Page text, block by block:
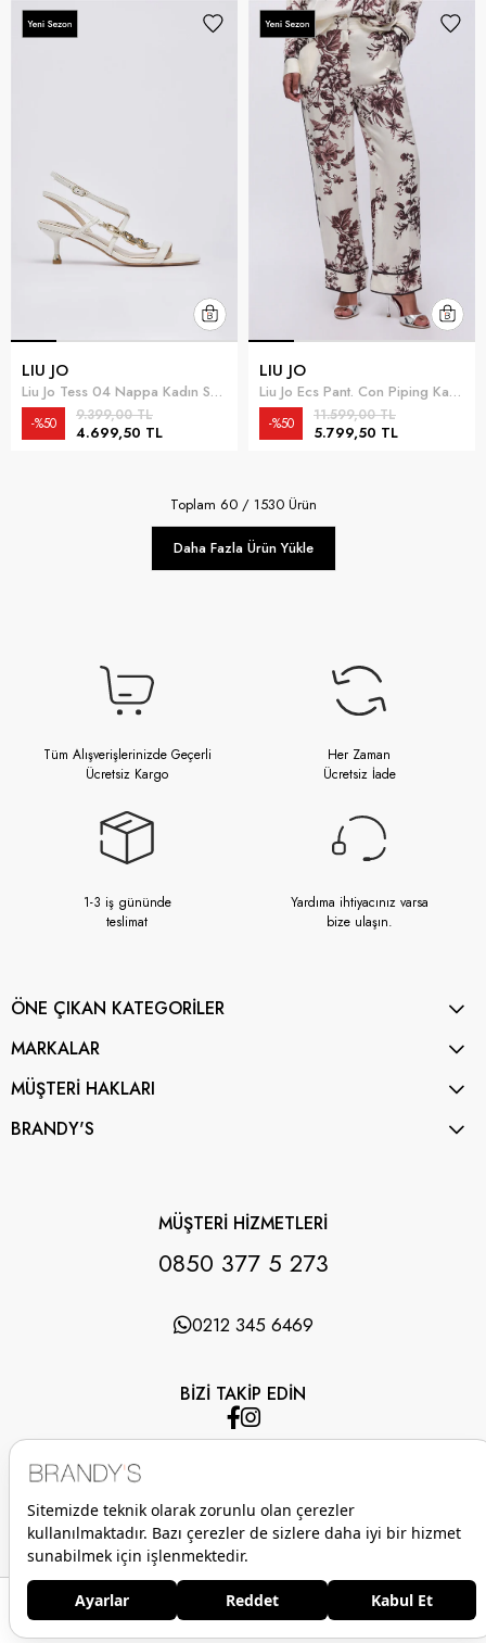
LIU JO
Liu Jo Tess 04 Nappa Kadın Sandalet Kırık Beyaz
4.699,50 TL
9.399,00 TL
%50
LIU JO
Liu Jo Ecs Pant. Con Piping Kadın Pantolon Çok Renkli
5.799,50 TL
11.599,00 TL
%50
Toplam 60/ 1530Ürün
Daha Fazla Ürün Yükle
Tüm Alışverişlerinizde Geçerli
Ücretsiz Kargo
Her Zaman
Ücretsiz İade
1-3 iş gününde
teslimat
Yardıma ihtiyacınız varsa
bize ulaşın.
ÖNE ÇIKAN KATEGORİLER
MARKALAR
MÜŞTERİ HAKLARI
BRANDY'S
MÜŞTERİ HİZMETLERİ
0850 377 5 273
0212 345 6469
BİZİ TAKİP EDİN
Anasayfa Favorilerim Sepetim Üye Girişi